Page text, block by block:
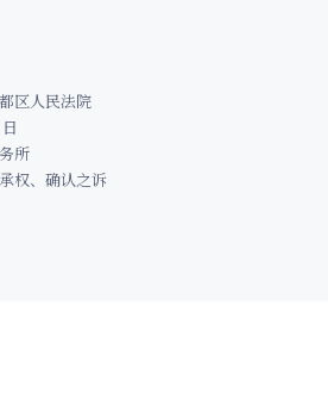
区人民法院
所
权、确认之诉